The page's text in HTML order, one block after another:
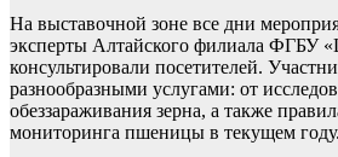
На выставочной зоне все дни
эксперты Алтайского филиала
консультировали посетителей.
разнообразными услугами: от
обеззараживания зерна, а также
мониторинга пшеницы в текущем году.